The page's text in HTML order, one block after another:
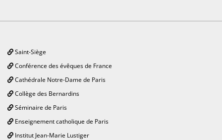
Saint-Siège
Conférence des évêques de France
Cathédrale Notre-Dame de Paris
Collège des Bernardins
Séminaire de Paris
Enseignement catholique de Paris
Institut Jean-Marie Lustiger